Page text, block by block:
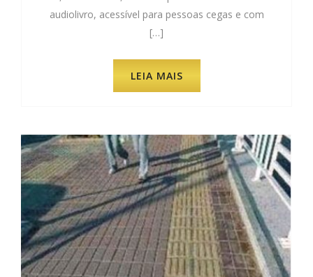
audiolivro, acessível para pessoas cegas e com
[…]
LEIA MAIS